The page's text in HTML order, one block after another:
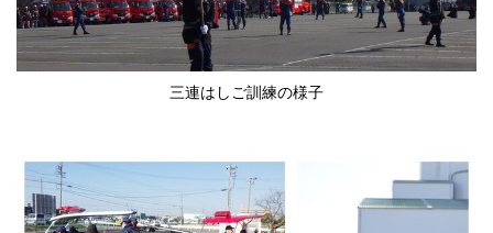
三連はしご訓練の様子